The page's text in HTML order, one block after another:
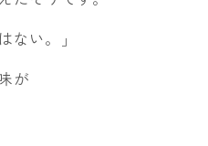
ない。」
が